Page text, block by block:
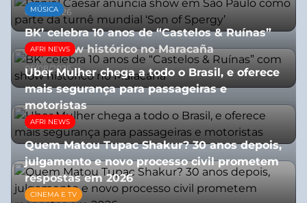
05/08/2026
MÚSICA
BK’ celebra 10 anos de “Castelos & Ruínas”
com show histórico no Maracaña
06/08/2026
AFRI NEWS
Uber Mulher chega a todo o Brasil, e oferece
mais segurança para passageiras e
motoristas
10/07/2026
AFRI NEWS
Quem Matou Tupac Shakur? 30 anos depois,
julgamento e novo processo civil prometem
respostas em 2026
05/08/2026
CINEMA E TV